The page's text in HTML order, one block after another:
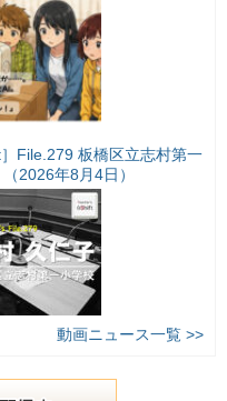
］File.279 板橋区立志村第一
2026年8月4日）
動画ニュース一覧 >>